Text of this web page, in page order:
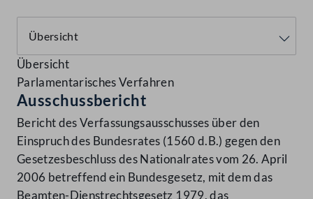
Übersicht
Parlamentarisches Verfahren
Ausschussbericht
Bericht des Verfassungsausschusses über den
Einspruch des Bundesrates (1560 d.B.) gegen den
Gesetzesbeschluss des Nationalrates vom 26. April
2006 betreffend ein Bundesgesetz, mit dem das
Beamten-Dienstrechtsgesetz 1979, das